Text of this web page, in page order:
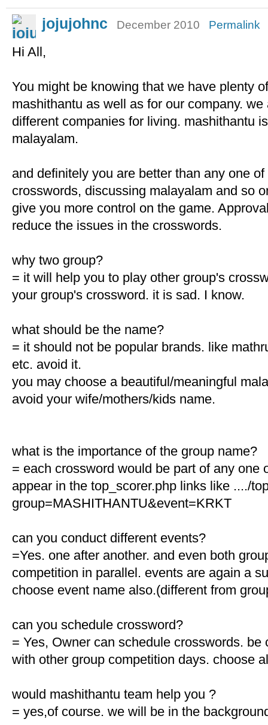
jojujohnc December 2010 Permalink
Hi All,
You might be knowing that we have plenty
mashithantu as well as for our company.
different companies for living. mashithantu
malayalam.
and definitely you are better than any one
crosswords, discussing malayalam and so
give you more control on the game.
reduce the issues in the crosswords.
why two group?
= it will help you to play other group's
your group's crossword. it is sad. I know.
what should be the name?
= it should not be popular brands. like
etc. avoid it.
you may choose a beautiful/meaningful
avoid your wife/mothers/kids name.
what is the importance of the group name?
= each crossword would be part of any one
appear in the top_scorer.php links like ..../
group=MASHITHANTU&event=KRKT
can you conduct different events?
=Yes. one after another. and even both
competition in parallel. events are again a
choose event name also.(different from
can you schedule crossword?
= Yes, Owner can schedule crosswords. be
with other group competition days. choose
would mashithantu team help you ?
= yes,of course. we will be in the